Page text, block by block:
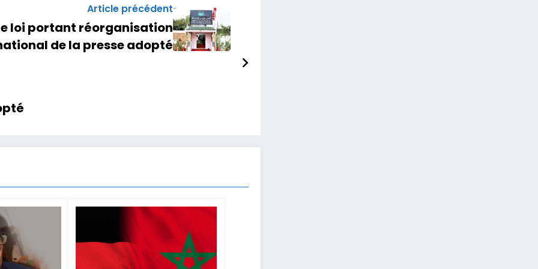
Article précédent
loi portant réorganisation
de la presse adopté